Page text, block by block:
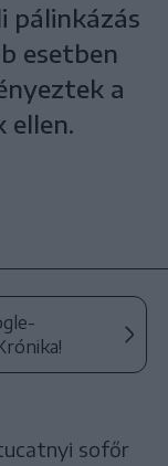
pálinkázás
esetben
a
ellen.
sofőr